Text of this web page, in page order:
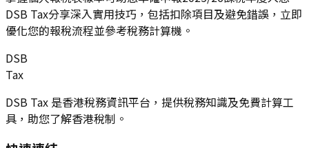
DSB Tax分享深入實用技巧，包括扣除項目及避免錯誤，立即
優化您的報稅流程並參考稅務計算機。
DSB
Tax
DSB Tax 是香港稅務資訊平台，提供稅務知識及免費計算工
具，助您了解香港稅制。